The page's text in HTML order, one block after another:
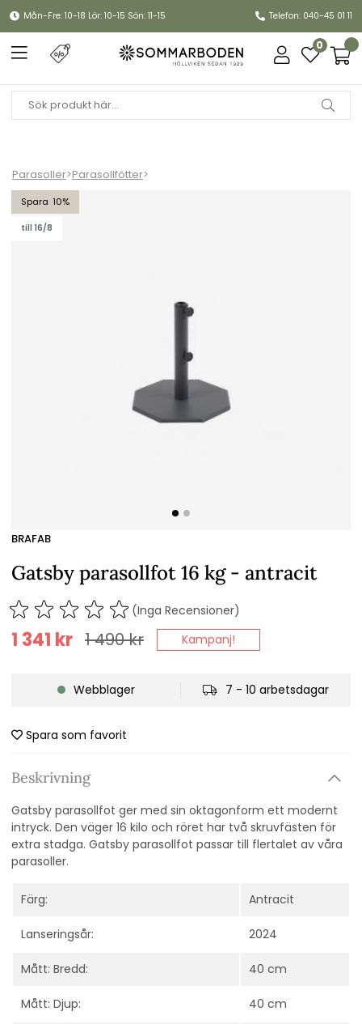
Mån-Fre: 10-18 Lör: 10-15 Sön: 11-15 Telefon: 040-45 01 11
0
Parasoller>Parasollfötter>
10
till 16/8
Gatsby parasollfot 16 kg - antracit
BRAFAB
Gatsby parasollfot 16 kg - antracit
(Inga Recensioner)
1 490kr
1 341 kr Kampanj!
Webblager 7 - 10 arbetsdagar
Spara som favorit
Beskrivning
Gatsby parasollfot ger med sin oktagonform ett modernt
intryck. Den väger 16 kilo och röret har två skruvfästen för
extra stadga. Gatsby parasollfot passar till flertalet av våra
parasoller.
Färg: Antracit
Lanseringsår: 2024
Mått: Bredd: 40 cm
Mått: Djup: 40 cm